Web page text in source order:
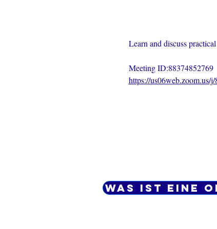
Learn and discuss
Meeting ID:88374852769
https://us06web.zoom.us/
Was ist eine